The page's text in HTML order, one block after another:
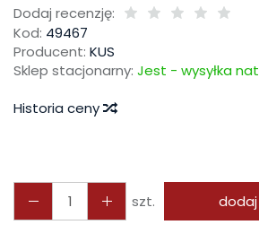
Dodaj recenzję:
Kod: 49467
Producent: KUS
Sklep stacjonarny: Jest - wysyłka
Historia ceny
szt. dodaj